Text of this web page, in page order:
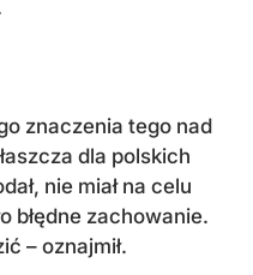
znaczenia tego nad
dla polskich
nie miał na celu
błędne zachowanie.
– oznajmił.